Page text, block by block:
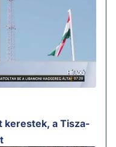
kerestek, a Tisza-